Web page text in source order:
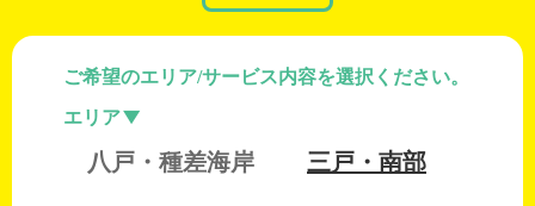
ご希望のエリア/サービス内容を選択ください。
エリア
八戸・種差海岸 三戸・南部